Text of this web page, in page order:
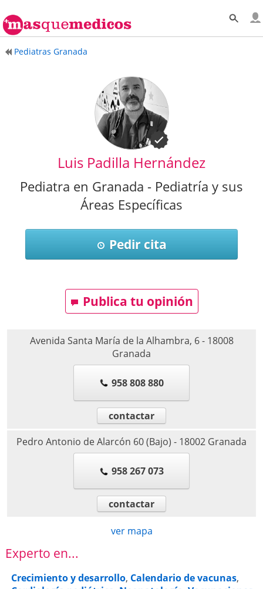
Pediatras Granada
Luis Padilla Hernández
Pediatra en Granada - Pediatría y sus
Áreas Específicas
Pedir cita
Publica tu opinión
Avenida Santa María de la Alhambra, 6- 18008
Granada
958 808 880
contactar
Pedro Antonio de Alarcón 60 (Bajo) - 18002 Granada
958 267 073
contactar
ver mapa
Experto en...
Crecimiento y desarrollo, Calendario de vacunas,